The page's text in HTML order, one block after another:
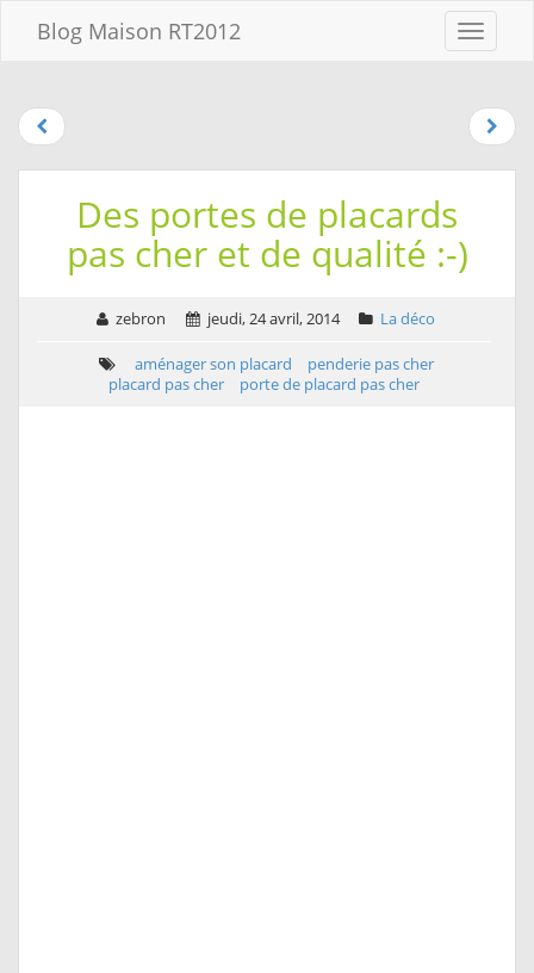
Menu
Blog Maison RT2012
contenu
menu
Aller à la
Des portes de placards
pas cher et de qualité :-)
zebron jeudi, 24 avril, 2014 La déco
aménager son placard
penderie pas cher
placard pas cher
porte de placard pas cher